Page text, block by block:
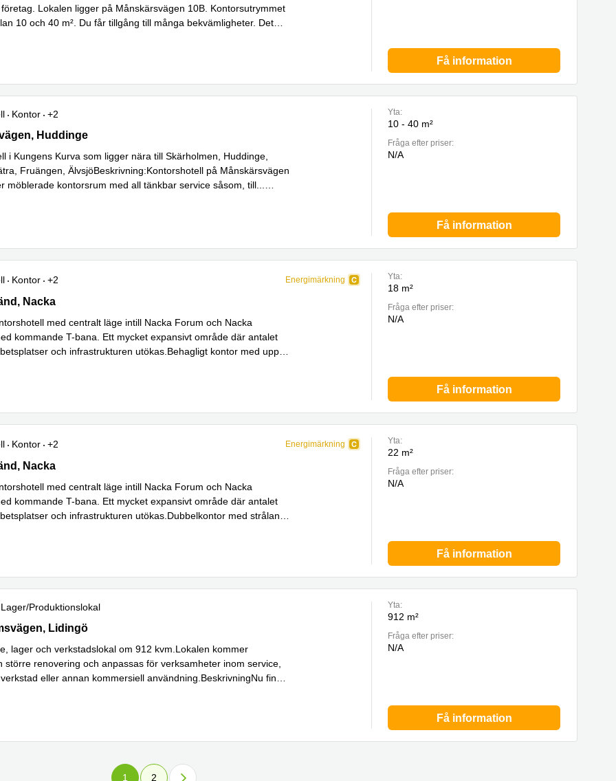
Lokalen ligger på Månskärsvägen 10B. Kontorsutrymmet
10 och 40 m². Du får tillgång till många bekvämligheter. Det
Få information
Kontor
+2
10B, Huddinge
Huddinge
i Kungens Kurva som ligger nära till Skärholmen, Huddinge,
Fruängen, ÄlvsjöBeskrivning:Kontorshotell på Månskärsvägen
möblerade kontorsrum med all tänkbar service såsom, till
Yta:
10 - 40 m²
Fråga efter priser:
N/A
Få information
Kontor +2 Energimärkning
10A, Nacka
Nacka
med centralt läge intill Nacka Forum och Nacka
kommande T-bana. Ett mycket expansivt område där antalet
och infrastrukturen utökas.Behagligt kontor med upp till
Yta:
18 m²
Fråga efter priser:
N/A
Få information
Kontor +2 Energimärkning
10A, Nacka
Nacka
med centralt läge intill Nacka Forum och Nacka
kommande T-bana. Ett mycket expansivt område där antalet
och infrastrukturen utökas.Dubbelkontor med strålande
Yta:
22 m²
Fråga efter priser:
N/A
Få information
Lager/produktionslokal
50, Lidingö
Lidingö
lager och verkstadslokal om 912 kvm.Lokalen kommer
större renovering och anpassas för verksamheter inom service,
eller annan kommersiell användning.BeskrivningNu finns
Yta:
912 m²
Fråga efter priser:
N/A
Få information
1 2